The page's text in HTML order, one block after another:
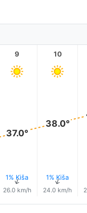
9
37.0°
1% Kiša
↑
26.0 km/h
10
38.0°
1% Kiša
↑
24.0 km/h